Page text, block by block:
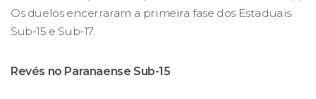
Os duelos encerraram a primeira fase dos Estaduais
Sub-15 e Sub-17.
Revés no Paranaense Sub-15